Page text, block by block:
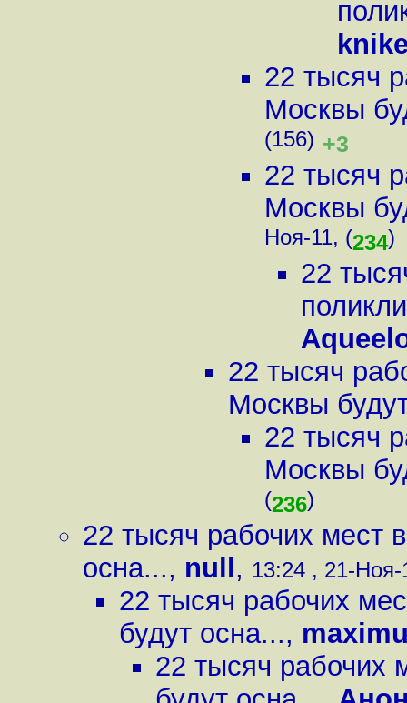
22 тысяч
Москвы
(156) +3
22 тысяч
Москвы
Ноя-11, (234)
22
22 тысяч
Москвы
22 тысяч
Москвы
(236)
22 тысяч рабочих мест
осна..., null , 13:24 , 21-Ноя-
22 тысяч рабочих
будут осна...,
22 тысяч рабочих